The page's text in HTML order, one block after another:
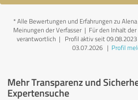
*Alle Bewertungen und Erfahrungen zu
Meinungen der Verfasser | Für den Inhalt
verantwortlich | Profil aktiv seit
03.07.2026 | Profil
Mehr Transparenz und
Expertensuche